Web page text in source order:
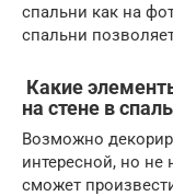
спальни как на
спальни
Какие
на стене в
Возможно
интересной, но не
сможет